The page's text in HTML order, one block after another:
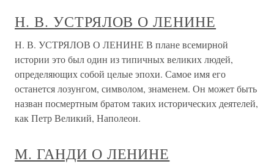
Н. В. УСТРЯЛОВ О ЛЕНИНЕ
Н. В. УСТРЯЛОВ О ЛЕНИНЕ В плане всемирной
истории это был один из типичных великих людей,
определяющих собой целые эпохи. Самое имя его
останется лозунгом, символом, знаменем. Он может быть
назван посмертным братом таких исторических деятелей,
как Петр Великий, Наполеон.
М. ГАНДИ О ЛЕНИНЕ